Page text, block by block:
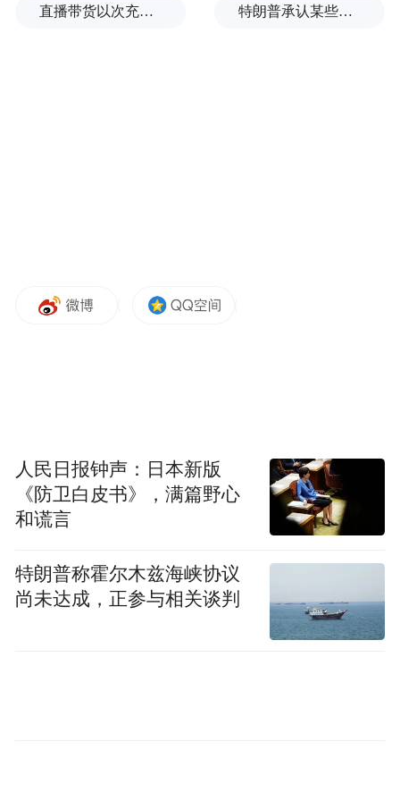
降低割台、控制转速、匀速前进……来自余
练，今天发挥很稳定，很有信心！”他在赛后
表示。
直播带货以次充好、拒不发货，算诈骗吗？ 特朗普承认某些弹药供应紧张
人民日报钟声：日本新版
《防卫白皮书》，满篇野心
和谎言
特朗普称霍尔木兹海峡协议
尚未达成，正参与相关谈判